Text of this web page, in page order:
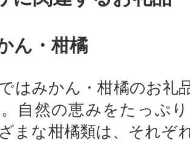
ん・柑橘
はみかん・柑橘のお礼
自然の恵みをたっぷ
まな柑橘類は、それぞ